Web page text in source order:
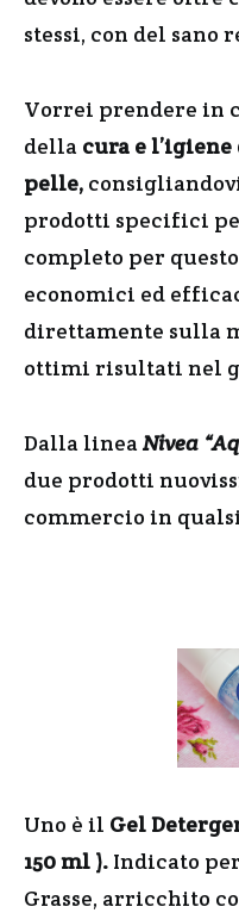
stessi, con del sano
Vorrei prendere in
della cura e
pelle,
prodotti specifici
completo per
economici ed
direttamente sulla
ottimi risultati nel
Dalla linea Nivea
due prodotti
commercio in
Uno è il Gel
150 ml ). Indicato
Grasse, arricchito